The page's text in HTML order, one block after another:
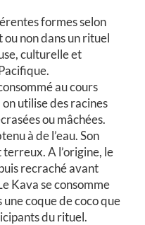
formes selon
ou non dans un rituel
culturelle et
au cours
utilise des racines
ou mâchées.
à de l’eau. Son
A l’origine, le
recraché avant
Kava se consomme
coque de coco que
du rituel.